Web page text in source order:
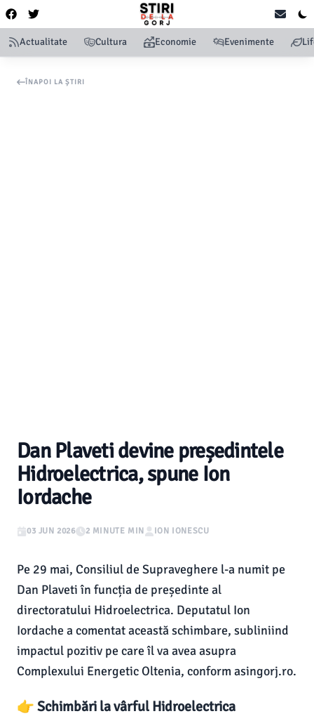
Actualitate Cultura Economie Evenimente
ÎNAPOI LA ȘTIRI
Dan Plaveti devine președintele
Hidroelectrica, spune Ion
Iordache
03 JUN 2026 2 MINUTE MIN ION IONESCU
Pe 29 mai, Consiliul de Supraveghere l-a numit pe
Dan Plaveti în funcția de președinte al
directoratului Hidroelectrica. Deputatul Ion
Iordache a comentat această schimbare, subliniind
impactul pozitiv pe care îl va avea asupra
Complexului Energetic Oltenia, conform asingorj.ro.
👉 Schimbări la vârful Hidroelectrica